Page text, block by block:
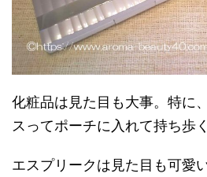
化粧品は見た目も大事。特に
スってポーチに入れて持ち歩
エスプリークは見た目も可愛